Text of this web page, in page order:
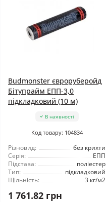
Budmonster євроруберойд
Бітупрайм ЕПП-3,0
підкладковий (10 м)
В наявності
Код товару: 104834
Різновид:
без крихти
Серія:
ЕПП
Підстава:
поліестер
Тип:
підкладковий
Щільність:
3 кг/м2
1 761.82 грн